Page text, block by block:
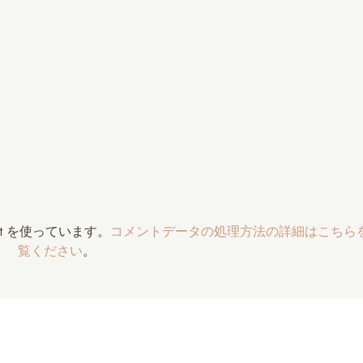
使っています。
コメントデータの処理方法の詳細はこちら
覧ください。